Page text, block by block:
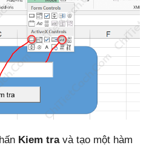
Kiem travà tạo một hàm